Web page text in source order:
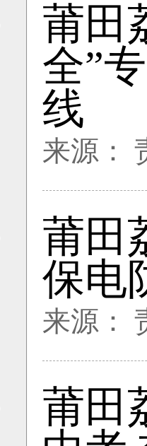
莆田
全”
线
来源：
莆田
保电
来源：
莆田